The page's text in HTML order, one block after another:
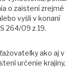
o zaistení zrejmé
vyšli v konaní
264/09 z 19.
ako aj v
určenie krajiny,